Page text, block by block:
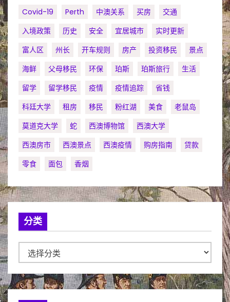
Covid-19 Perth 中澳关系 买房
交通
入境政策
历史 安全 宜居城市
实时更新
富人区
州长 开车规则 房产 投资移民
景点
海鲜
父母移民 环保 珀斯 珀斯旅行
生活
留学
留学移民 疫情 疫情追踪
省钱
科廷大学
租房 移民 粉红湖 美食
老鼠岛
莫道克大学
蛇 西澳博物馆
西澳大学
西澳房市
西澳景点 西澳疫情 购房指南
贷款
零食
面包 香烟
分类
类